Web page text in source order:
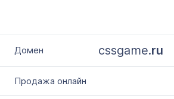
cssgame.ru